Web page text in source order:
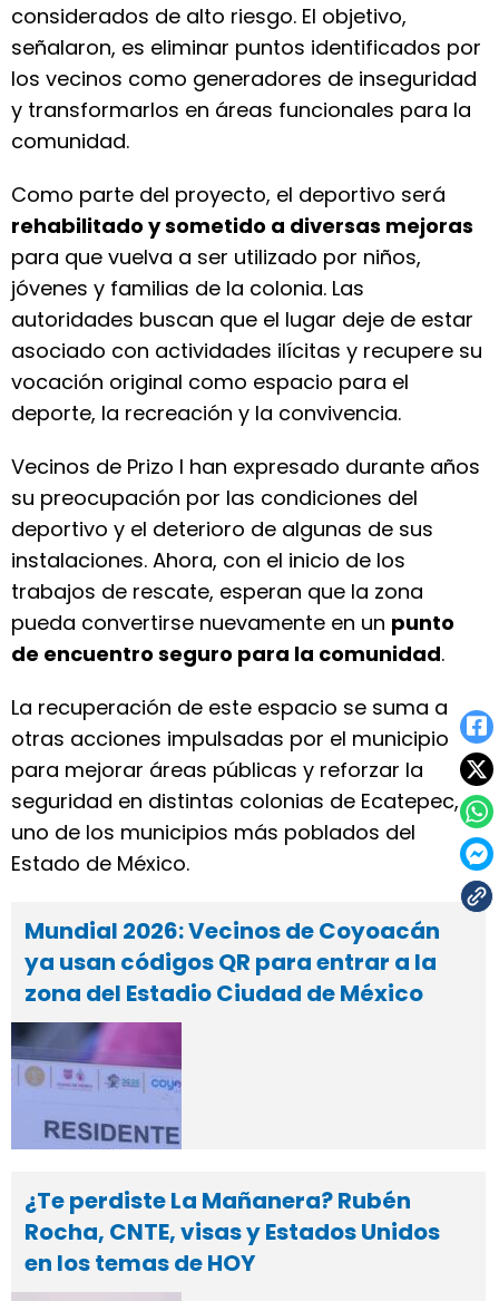
considerados de alto riesgo. El objetivo,
señalaron, es eliminar puntos identificados por
los vecinos como generadores de inseguridad
y transformarlos en áreas funcionales para la
comunidad.
Como parte del proyecto, el deportivo será
rehabilitado y sometido a diversas mejoras
para que vuelva a ser utilizado por niños,
jóvenes y familias de la colonia. Las
autoridades buscan que el lugar deje de estar
asociado con actividades ilícitas y recupere su
vocación original como espacio para el
deporte, la recreación y la convivencia.
Vecinos de Prizo I han expresado durante años
su preocupación por las condiciones del
deportivo y el deterioro de algunas de sus
instalaciones. Ahora, con el inicio de los
trabajos de rescate, esperan que la zona
pueda convertirse nuevamente en un punto
de encuentro seguro para la comunidad.
La recuperación de este espacio se suma a
otras acciones impulsadas por el municipio
para mejorar áreas públicas y reforzar la
seguridad en distintas colonias de Ecatepec,
uno de los municipios más poblados del
Estado de México.
Mundial 2026: Vecinos de Coyoacán
ya usan códigos QR para entrar a la
zona del Estadio Ciudad de México
¿Te perdiste La Mañanera? Rubén
Rocha, CNTE, visas y Estados Unidos
en los temas de HOY